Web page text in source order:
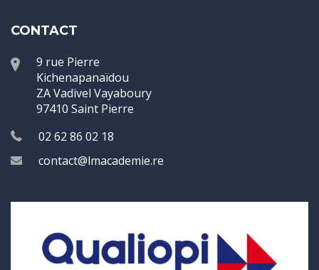
CONTACT
9 rue Pierre
Kichenapanaïdou
ZA Vadivel Vayaboury
97410 Saint Pierre
02 62 86 02 18
contact@lmacademie.re